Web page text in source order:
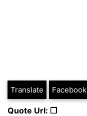
Translate Facebook
Quote Url: ❐